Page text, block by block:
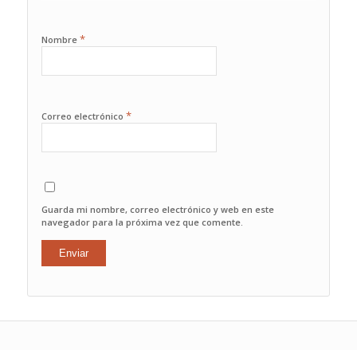
Nombre *
Correo electrónico *
Guarda mi nombre, correo electrónico y web en este
navegador para la próxima vez que comente.